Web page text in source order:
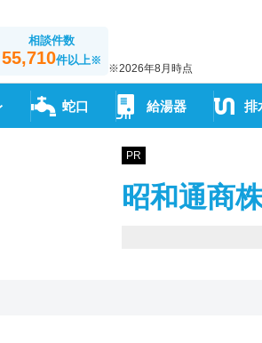
相談件数
55,710件以上※
※2026年8月時点
蛇口 給湯器 排
PR
昭和通商